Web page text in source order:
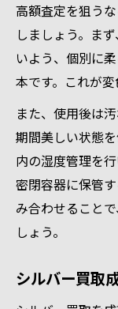
高額査定を狙う
しましょう。ま
いよう、個別に
本です。これが変
また、使用後は
期間美しい状態
内の湿度管理を
密閉容器に保管
み合わせること
しょう。
シルバー買取